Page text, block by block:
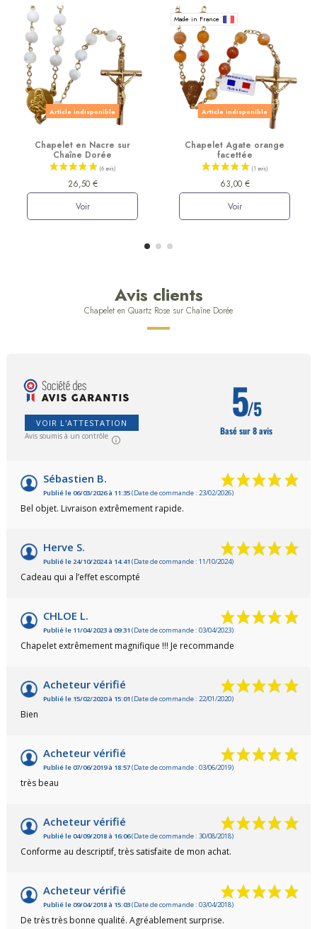
Article indisponible
Chapelet en Nacre sur
Chaîne Dorée
26,50 €
Voir
Made in France
Article indisponible
Chapelet Agate orange
facettée
63,00 €
Voir
Avis clients
Chapelet en Quartz Rose sur Chaîne Dorée
VOIR L'ATTESTATION
Avis soumis à un contrôle
5/5
Basé sur 8 avis
Sébastien B.
Publié le 06/03/2026 à 11:35(Date de commande : 23/02/2026)
Bel objet. Livraison extrêmement rapide.
Herve S.
Publié le 24/10/2024 à 14:41 (Date de commande : 11/10/2024)
Cadeau qui a l’effet escompté
CHLOE L.
Publié le 11/04/2023 à 09:31 (Date de commande : 03/04/2023)
Chapelet extrêmement magnifique !!! Je recommande
Acheteur vérifié
Publié le 15/02/2020 à 15:01 (Date de commande : 22/01/2020)
Bien
Acheteur vérifié
Publié le 07/06/2019 à 18:57(Date de commande : 03/06/2019)
très beau
Acheteur vérifié
Publié le 04/09/2018 à 16:06(Date de commande : 30/08/2018)
Conforme au descriptif, très satisfaite de mon achat.
Acheteur vérifié
Publié le 09/04/2018 à 15:03(Date de commande : 03/04/2018)
De très très bonne qualité. Agréablement surprise.